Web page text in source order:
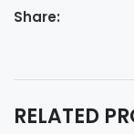
Share:
RELATED